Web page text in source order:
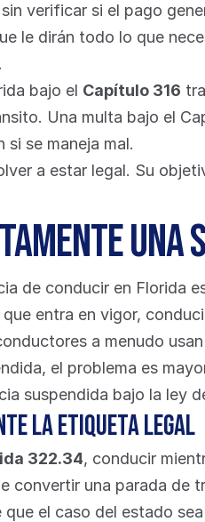
verificar si el pago
le dirán todo lo que
bajo el Capítulo 316
Una multa bajo el
si se maneja mal.
a estar legal. Su
de conducir en Florida
entra en vigor,
a menudo
el problema es
suspendida bajo la ley
la etiqueta legal
322.34, conducir
convertir una parada de
el caso del estado